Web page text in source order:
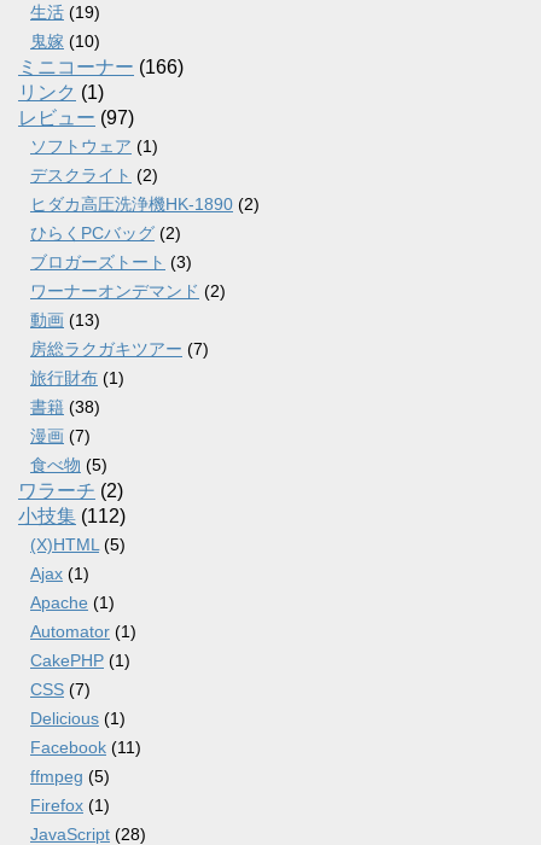
生活 (19)
鬼嫁 (10)
ミニコーナー (166)
リンク (1)
レビュー (97)
ソフトウェア (1)
デスクライト (2)
ヒダカ高圧洗浄機HK-1890 (2)
ひらくPCバッグ (2)
ブロガーズトート (3)
ワーナーオンデマンド (2)
動画 (13)
房総ラクガキツアー (7)
旅行財布 (1)
書籍 (38)
漫画 (7)
食べ物 (5)
ワラーチ (2)
小技集 (112)
(X)HTML (5)
Ajax (1)
Apache (1)
Automator (1)
CakePHP (1)
CSS (7)
Delicious (1)
Facebook (11)
ffmpeg (5)
Firefox (1)
JavaScript (28)